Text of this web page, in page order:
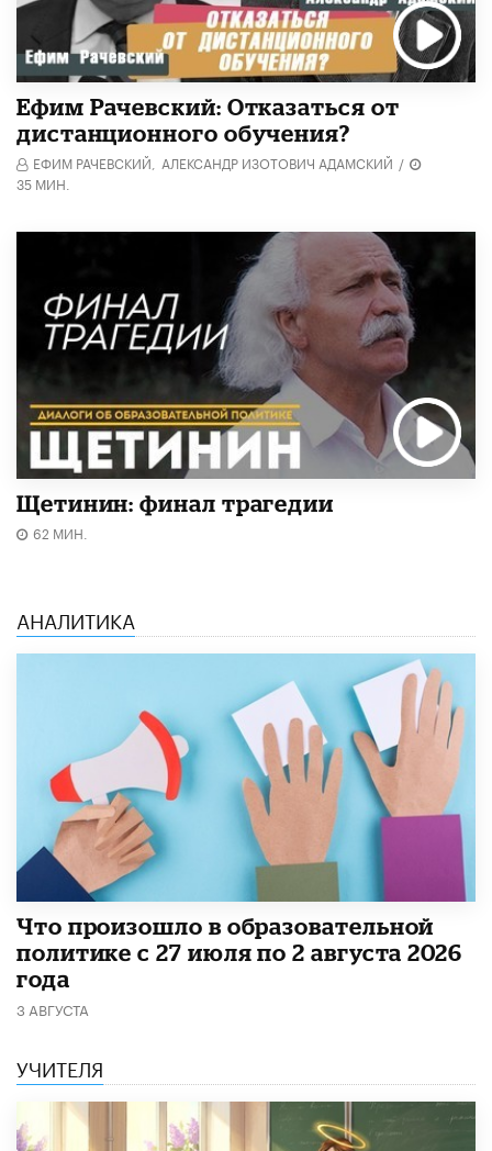
Ефим Рачевский: Отказаться от
дистанционного обучения?
ЕФИМ РАЧЕВСКИЙ, АЛЕКСАНДР ИЗОТОВИЧ АДАМСКИЙ /
35 МИН.
Щетинин: финал трагедии
62 МИН.
АНАЛИТИКА
​Что произошло в образовательной
политике с 27 июля по 2 августа 2026
года
3 АВГУСТА
УЧИТЕЛЯ